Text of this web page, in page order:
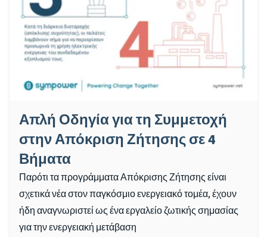
Απλή Οδηγία για τη Συμμετοχή
στην Απόκριση Ζήτησης σε 4
Βήματα
Παρότι τα προγράμματα Απόκρισης Ζήτησης είναι
σχετικά νέα στον παγκόσμιο ενεργειακό τομέα, έχουν
ήδη αναγνωριστεί ως ένα εργαλείο ζωτικής σημασίας
για την ενεργειακή μετάβαση